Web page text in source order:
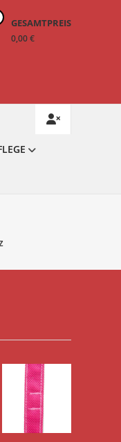
GESAMTPREIS
0,00 €